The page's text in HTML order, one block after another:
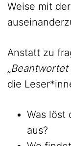
Weise mit
Anstatt zu
„Beantwortet
die
Was löst
aus?